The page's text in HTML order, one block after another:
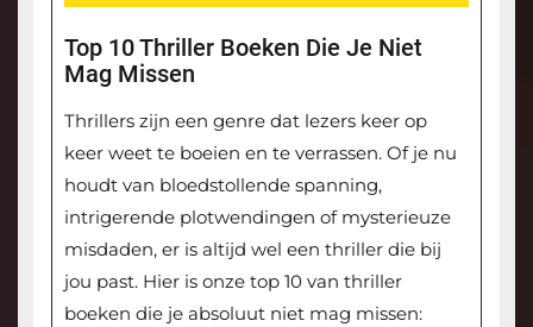
Top 10 Thriller Boeken Die Je Niet
Mag Missen
Thrillers zijn een genre dat lezers keer op
keer weet te boeien en te verrassen. Of je nu
houdt van bloedstollende spanning,
intrigerende plotwendingen of mysterieuze
misdaden, er is altijd wel een thriller die bij
jou past. Hier is onze top 10 van thriller
boeken die je absoluut niet mag missen: